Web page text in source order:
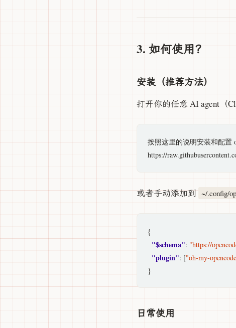
3. 如何使用？
安装（推荐方法）
打开你的任意 AI agent（
按照这里的说明安装和配置
或者手动添加到 ~/.config/
{
"$schema": "https://
"plugin": ["oh-my-
日常使用